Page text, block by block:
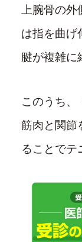
上腕骨の
は指を曲げ
腱が複雑に
このうち、
筋肉と関節
ることでテ